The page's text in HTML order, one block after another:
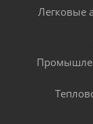
Легковые